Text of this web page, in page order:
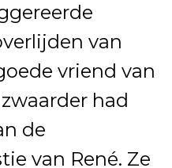
van
vriend van
had
de
van René. Ze